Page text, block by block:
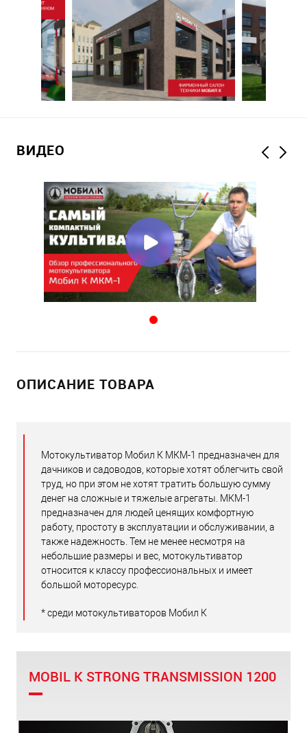
ВИДЕО
ОПИСАНИЕ ТОВАРА
Мотокультиватор Мобил К МКМ-1 предназначен для
дачников и садоводов, которые хотят облегчить свой
труд, но при этом не хотят тратить большую сумму
денег на сложные и тяжелые агрегаты. МКМ-1
предназначен для людей ценящих комфортную
работу, простоту в эксплуатации и обслуживании, а
также надежность. Тем не менее несмотря на
небольшие размеры и вес, мотокультиватор
относится к классу профессиональных и имеет
большой моторесурс.
* среди мотокультиваторов Мобил К
MOBIL K STRONG TRANSMISSION 1200